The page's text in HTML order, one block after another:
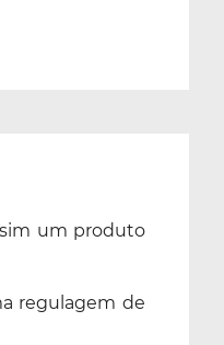
um produto
regulagem de